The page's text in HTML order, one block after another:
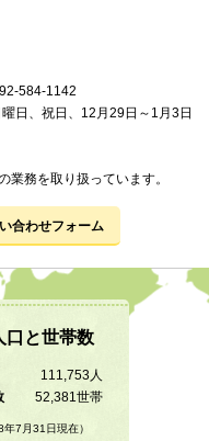
584-1142
日、祝日、12月29日～1月3日
業務を取り扱っています。
合わせフォーム
口と世帯数
111,753人
52,381世帯
年7月31日現在）